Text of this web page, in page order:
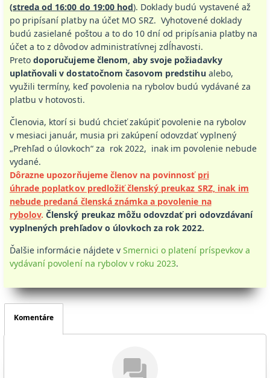
(streda od 16:00 do 19:00 hod). Doklady budú vystavené až
po pripísaní platby na účet MO SRZ. Vyhotovené doklady
budú zasielané poštou a to do 10 dní od pripísania platby na
účet a to z dôvodov administratívnej zdĺhavosti.
Pretodoporučujeme členom, aby svoje požiadavky
uplatňovali v dostatočnom časovom predstihualebo,
využili termíny, keď povolenia na rybolov budú vydávané za
platbu v hotovosti.
Členovia, ktorí si budú chcieť zakúpiť povolenie na rybolov
v mesiaci január, musia pri zakúpení odovzdať vyplnený
„Prehľad o úlovkoch“ za rok 2022, inak im povolenie nebude
vydané.
Dôrazne upozorňujeme členov na povinnosť pri
úhrade poplatkov predložiť členský preukaz SRZ, inak im
nebude predaná členská známka a povolenie na
rybolov. Členský preukaz môžu odovzdať pri odovzdávaní
vyplnených prehľadov o úlovkoch za rok 2022.
Ďalšie informácie nájdete v Smernici o platení príspevkov a
vydávaní povolení na rybolov v roku 2023.
Komentáre